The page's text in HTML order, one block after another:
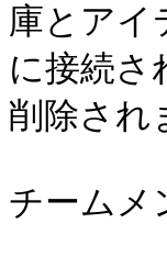
庫とアイ
に接続さ
削除され
チームメ